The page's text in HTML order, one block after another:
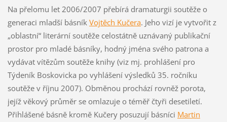
Na přelomu let 2006/2007 přebírá dramaturgii soutěže o
generaci mladší básník Vojtěch Kučera. Jeho vizí je vytvořit z
„oblastní“ literární soutěže celostátně uznávaný publikační
prostor pro mladé básníky, hodný jména svého patrona a
vydávat vítězům soutěže knihy (viz mj. prohlášení pro
Týdeník Boskovicka po vyhlášení výsledků 35. ročníku
soutěže v říjnu 2007). Obměnou prochází rovněž porota,
jejíž věkový průměr se omlazuje o téměř čtyři desetiletí.
Přihlášené básně kromě Kučery posuzují básníci Martin